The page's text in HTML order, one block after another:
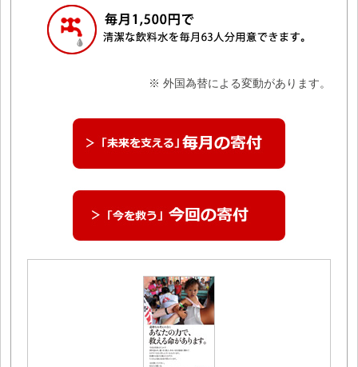
※ 外国為替による変動があります。